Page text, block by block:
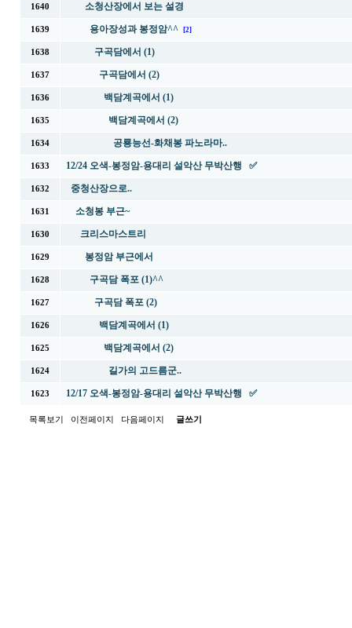
1640 소청산장에서 보는 설경
1639 용아장성과 봉정암^^ [2]
1638 구곡담에서 (1)
1637 구곡담에서 (2)
1636 백담계곡에서 (1)
1635 백담계곡에서 (2)
1634 공룡능선-화채봉 파노라마..
1633 12/24 오색-봉정암-용대리 설악산 무박산행 ✅
1632 중청산장으로..
1631 소청봉 부근~
1630 크리스마스트리
1629 봉정암 부근에서
1628 구곡담 폭포 (1)^^
1627 구곡담 폭포 (2)
1626 백담계곡에서 (1)
1625 백담계곡에서 (2)
1624 길가의 고드름군..
1623 12/17 오색-봉정암-용대리 설악산 무박산행 ✅
목록보기 이전페이지 다음페이지 글쓰기